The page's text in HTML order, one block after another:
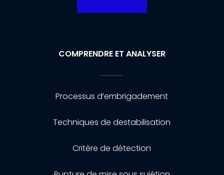
COMPRENDRE ET ANALYSER
Processus d’embrigadement
Techniques de destabilisation
Critère de détection